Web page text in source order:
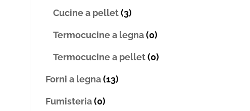
Cucine a pellet (3)
Termocucine a legna (0)
Termocucine a pellet (0)
Forni a legna (13)
Fumisteria (0)